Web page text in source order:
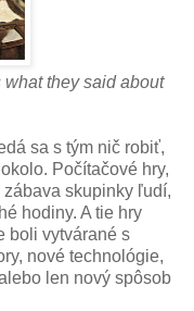
they said about
sa s tým nič robiť,
Počítačové hry,
skupinky ľudí,
hodiny. A tie hry
boli vytvárané s
nové technológie,
len nový spôsob